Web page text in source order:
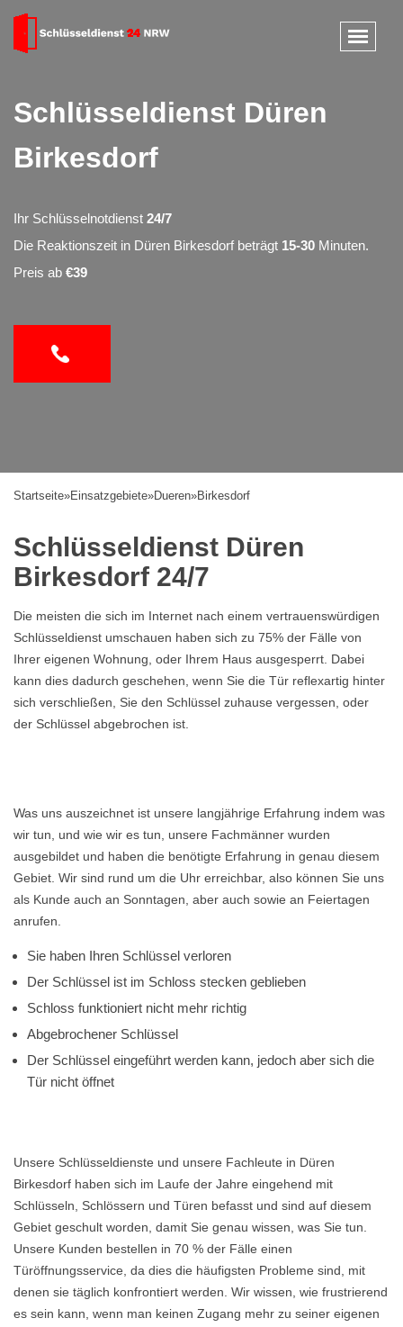
Schlüsseldienst Düren
Birkesdorf
Ihr Schlüsselnotdienst 24/7
Die Reaktionszeit in Düren Birkesdorf beträgt 15-30 Minuten.
Preis ab €39
Startseite»Einsatzgebiete»Dueren»Birkesdorf
Schlüsseldienst Düren
Birkesdorf 24/7
Die meisten die sich im Internet nach einem vertrauenswürdigen
Schlüsseldienst umschauen haben sich zu 75% der Fälle von
Ihrer eigenen Wohnung, oder Ihrem Haus ausgesperrt. Dabei
kann dies dadurch geschehen, wenn Sie die Tür reflexartig hinter
sich verschließen, Sie den Schlüssel zuhause vergessen, oder
der Schlüssel abgebrochen ist.
Was uns auszeichnet ist unsere langjährige Erfahrung indem was
wir tun, und wie wir es tun, unsere Fachmänner wurden
ausgebildet und haben die benötigte Erfahrung in genau diesem
Gebiet. Wir sind rund um die Uhr erreichbar, also können Sie uns
als Kunde auch an Sonntagen, aber auch sowie an Feiertagen
anrufen.
Sie haben Ihren Schlüssel verloren
Der Schlüssel ist im Schloss stecken geblieben
Schloss funktioniert nicht mehr richtig
Abgebrochener Schlüssel
Der Schlüssel eingeführt werden kann, jedoch aber sich die
Tür nicht öffnet
Unsere Schlüsseldienste und unsere Fachleute in Düren
Birkesdorf haben sich im Laufe der Jahre eingehend mit
Schlüsseln, Schlössern und Türen befasst und sind auf diesem
Gebiet geschult worden, damit Sie genau wissen, was Sie tun.
Unsere Kunden bestellen in 70 % der Fälle einen
Türöffnungsservice, da dies die häufigsten Probleme sind, mit
denen sie täglich konfrontiert werden. Wir wissen, wie frustrierend
es sein kann, wenn man keinen Zugang mehr zu seiner eigenen